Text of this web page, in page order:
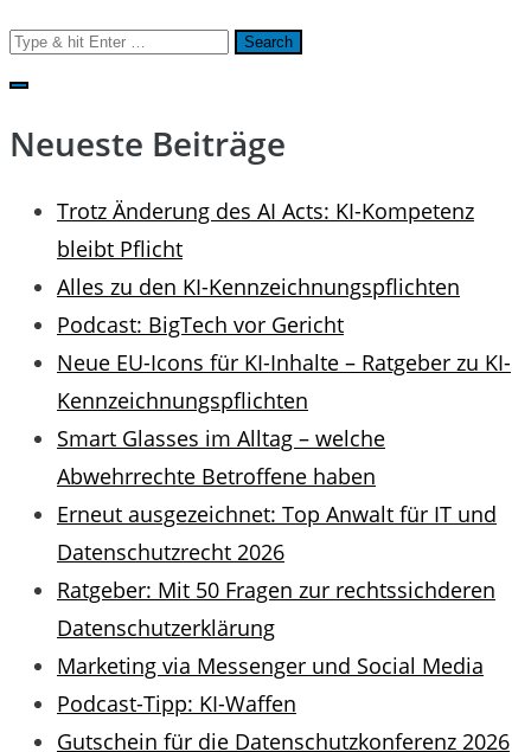
Search
for:
Neueste Beiträge
Trotz Änderung des AI Acts: KI-Kompetenz
bleibt Pflicht
Alles zu den KI-Kennzeichnungspflichten
Podcast: BigTech vor Gericht
Neue EU-Icons für KI-Inhalte – Ratgeber zu KI-
Kennzeichnungspflichten
Smart Glasses im Alltag – welche
Abwehrrechte Betroffene haben
Erneut ausgezeichnet: Top Anwalt für IT und
Datenschutzrecht 2026
Ratgeber: Mit 50 Fragen zur rechtssichderen
Datenschutzerklärung
Marketing via Messenger und Social Media
Podcast-Tipp: KI-Waffen
Gutschein für die Datenschutzkonferenz 2026